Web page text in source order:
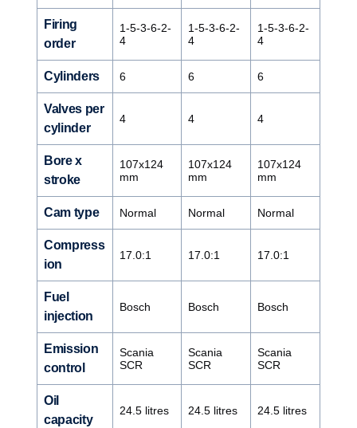
Firing
order
1-5-3-6-2-
4
1-5-3-6-2-
4
1-5-3-6-2-
4
Cylinders 6 6 6
Valves per
cylinder
4 4 4
Bore x
stroke
107x124
mm
107x124
mm
107x124
mm
Cam type Normal Normal Normal
Compress
ion
17.0:1 17.0:1 17.0:1
Fuel
injection
Bosch Bosch Bosch
Emission
control
Scania
SCR
Scania
SCR
Scania
SCR
Oil
capacity
24.5 litres 24.5 litres 24.5 litres